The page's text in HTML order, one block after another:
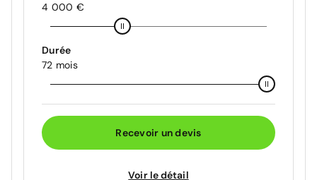
4 000 €
Durée
72 mois
Recevoir un devis
Voir le détail